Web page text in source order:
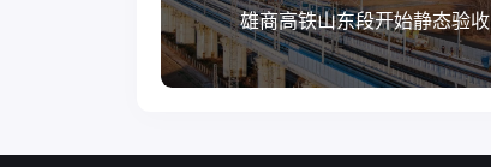
雄商高铁山东段开始静态验收